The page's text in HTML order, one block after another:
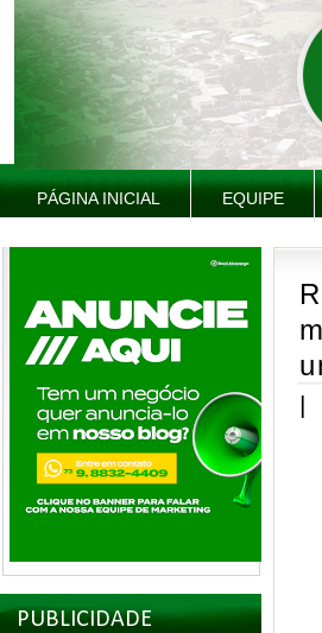
PÁGINA INICIAL EQUIPE
PUBLICIDADE
|